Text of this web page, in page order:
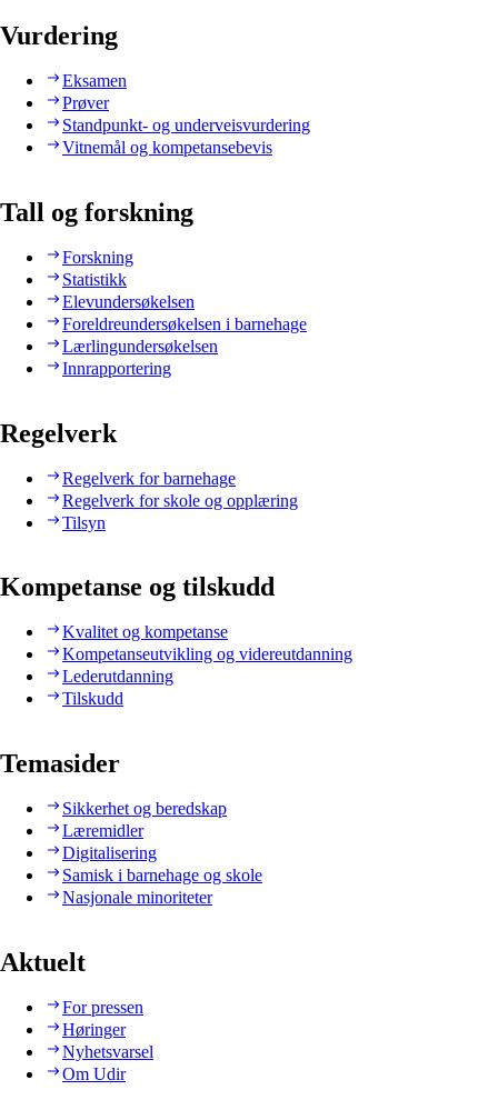
Vurdering
Eksamen
Prøver
Standpunkt- og underveisvurdering
Vitnemål og kompetansebevis
Tall og forskning
Forskning
Statistikk
Elevundersøkelsen
Foreldreundersøkelsen i barnehage
Lærlingundersøkelsen
Innrapportering
Regelverk
Regelverk for barnehage
Regelverk for skole og opplæring
Tilsyn
Kompetanse og tilskudd
Kvalitet og kompetanse
Kompetanseutvikling og videreutdanning
Lederutdanning
Tilskudd
Temasider
Sikkerhet og beredskap
Læremidler
Digitalisering
Samisk i barnehage og skole
Nasjonale minoriteter
Aktuelt
For pressen
Høringer
Nyhetsvarsel
Om Udir